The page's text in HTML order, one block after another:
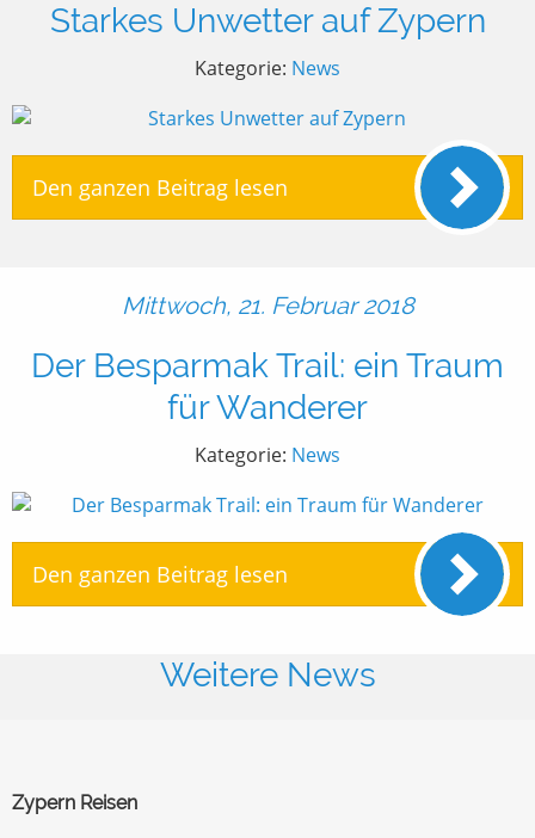
Starkes Unwetter auf Zypern
Kategorie: News
Den ganzen Beitrag lesen
Mittwoch, 21. Februar 2018
Der Besparmak Trail: ein Traum
für Wanderer
Kategorie: News
Den ganzen Beitrag lesen
Weitere News
Zypern Reisen